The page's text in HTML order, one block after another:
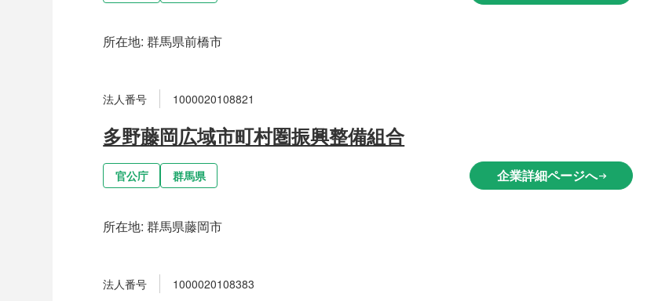
所在地:群馬県前橋市
法人番号 1000020108821
多野藤岡広域市町村圏振興整備組合
官公庁 群馬県 企業詳細ページへarrow_right_alt
所在地:群馬県藤岡市
法人番号 1000020108383